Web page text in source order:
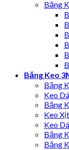
Băng
Băng Keo
Băng
Keo
Băng
Keo
Keo
Băng
Băng